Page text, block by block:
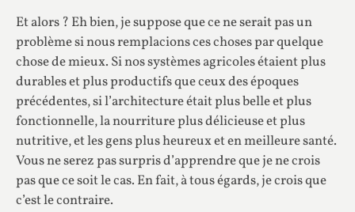
Et alors ? Eh bien, je suppose que ce ne serait pas un
problème si nous remplacions ces choses par quelque
chose de mieux. Si nos systèmes agricoles étaient plus
durables et plus productifs que ceux des époques
précédentes, si l’architecture était plus belle et plus
fonctionnelle, la nourriture plus délicieuse et plus
nutritive, et les gens plus heureux et en meilleure santé.
Vous ne serez pas surpris d’apprendre que je ne crois
pas que ce soit le cas. En fait, à tous égards, je crois que
c’est le contraire.